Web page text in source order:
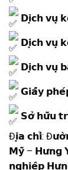
𝗗𝗶̣𝗰𝗵 𝘃𝘂̣
𝗗𝗶̣𝗰𝗵 𝘃𝘂̣
𝗗𝗶̣𝗰𝗵 𝘃𝘂̣
𝗚𝗶𝗮̂́𝘆
𝗦𝗼̛̉ 𝗵𝘂̛̃𝘂
Đ𝗶̣𝗮 𝗰𝗵𝗶̉:
𝗠𝘆̃ – 𝗛𝘂̛𝗻𝗴
𝗻𝗴𝗵𝗶𝗲̣̂𝗽